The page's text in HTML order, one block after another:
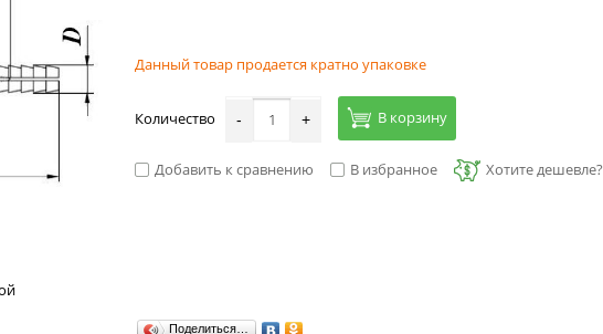
Данный товар продается кратно упаковке
Количество - + В корзину
Добавить к сравнению В избранное Хотите дешевле?
Поделиться…